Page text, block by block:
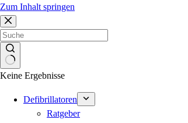
Zum Inhalt springen
Keine Ergebnisse
Defibrillatoren
Ratgeber